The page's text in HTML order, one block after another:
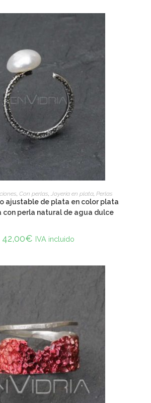
ADD TO CART
Con perlas Joyería en plata Perlas
ajustable de plata en color plata
con perla natural de agua dulce
42,00€ IVA incluido